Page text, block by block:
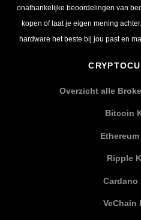
onafhankelijke beoordelingen van
kopen of laat je eigen mening
hardware het beste bij jou past en
Overzicht alle
Bitcoin
Ripple
Cardano
VeChain